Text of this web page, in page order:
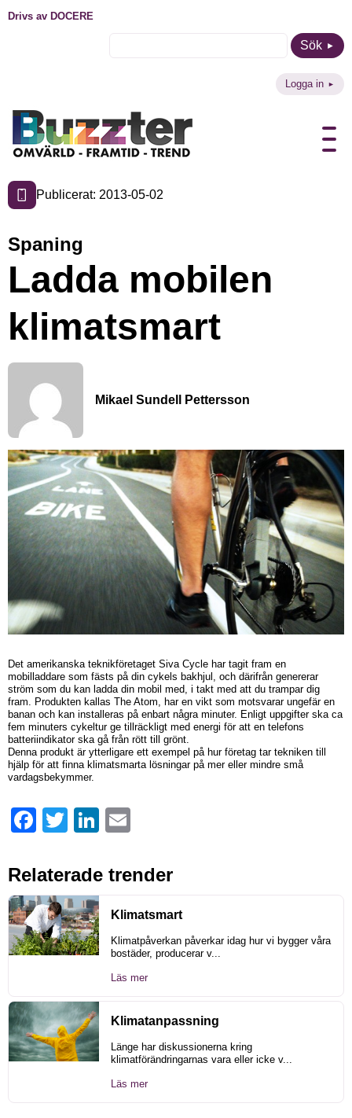
Drivs av DOCERE
Sök
Logga in
Publicerat: 2013-05-02
Spaning
Ladda mobilen
klimatsmart
Mikael Sundell Pettersson
Det amerikanska teknikföretaget Siva Cycle har tagit fram en
mobilladdare som fästs på din cykels bakhjul, och därifrån genererar
ström som du kan ladda din mobil med, i takt med att du trampar dig
fram. Produkten kallas The Atom, har en vikt som motsvarar ungefär en
banan och kan installeras på enbart några minuter. Enligt uppgifter ska ca
fem minuters cykeltur ge tillräckligt med energi för att en telefons
batteriindikator ska gå från rött till grönt.
Denna produkt är ytterligare ett exempel på hur företag tar tekniken till
hjälp för att finna klimatsmarta lösningar på mer eller mindre små
vardagsbekymmer.
FacebookTwitter LinkedIn
Relaterade trender
Klimatsmart
Klimatpåverkan påverkar idag hur vi bygger våra
bostäder, producerar v...
Läs mer
Klimatanpassning
Länge har diskussionerna kring
klimatförändringarnas vara eller icke v...
Läs mer